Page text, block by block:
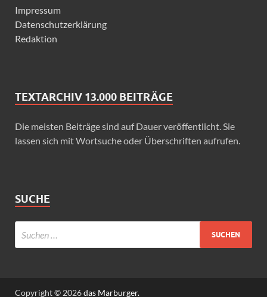
Impressum
Datenschutzerklärung
Redaktion
TEXTARCHIV 13.000 BEITRÄGE
Die meisten Beiträge sind auf Dauer veröffentlicht. Sie
lassen sich mit Wortsuche oder Überschriften aufrufen.
SUCHE
Copyright © 2026das Marburger.